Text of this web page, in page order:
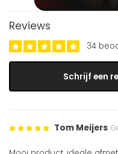
Reviews
34
Schrijf een
Tom Meijers